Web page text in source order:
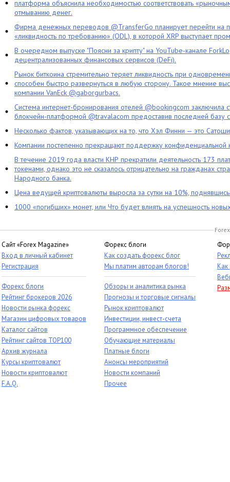
платформа объяснила необходимостью соответствовать
отмыванию денег.
Фирма денежных переводов @TransferGo планирует перейти на
«ликвидность по требованию» (ODL), в которой XRP выступает
В очередном выпуске "Поясни за крипту" на YouTube-канале
децентрализованных финансовых сервисов (DeFi).
Рынок биткоина стремительно теряет ликвидность при
способен быстро развернуться в любую сторону. Такое мнение
компании VanEck @gaborgurbacs.
Система интернет-бронирования отелей @bookingcom заключила
блокчейн-платформой @travalacom предоставив последней базу
Несколько фактов, указывающих на то, что Хэл Финни — это
Компании постепенно прекращают поддержку конфиденциальной
В течение 2019 года власти КНР прекратили деятельность 173
токенами, однако это не сказалось отрицательно на гражданах
Народного банка.
Цена ведущей криптовалюты выросла за сутки на 10%,
1000 «погибших» монет, или Что будет влиять на успешность
Сайт «Forex Magazine»
Вход в личный кабинет
Регистрация
Форекс блоги
Рейтинг брокеров 2026
Новости рынка форекс
Магазин цифровых товаров
Каталог сайтов
Рейтинг сайтов TOP100
Архив журнала
Курсы криптовалют
Новости криптовалют
F.A.Q.
Форекс блоги
Как создать форекс блог
Мы платим авторам блогов!
Обзоры и аналитика рынка
Прогнозы и торговые сигналы
Рынок криптовалют
Инвестиции, инвест-счета
Программное обеспечение
Обучающие материалы
Платные блоги
Анонсы мероприятий
Новости компаний
Прочее
Как